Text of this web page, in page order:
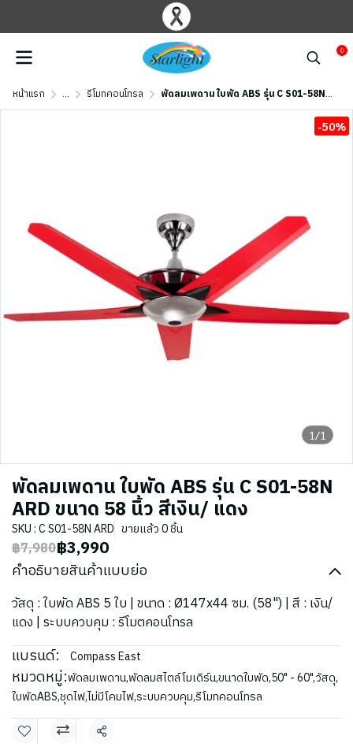
0
หน้าแรก ... รีโมทคอนโทรล พัดลมเพดาน ใบพัด ABS รุ่น C S01-58N ARD ขนาด 58 นิ้ว สีเงิน/ แดง
1/1
-50%
พัดลมเพดาน ใบพัด ABS รุ่น C S01-58N
ARD ขนาด 58 นิ้ว สีเงิน/ แดง
SKU : C S01-58N ARD ขายแล้ว 0 ชิ้น
฿7,980฿3,990
คำอธิบายสินค้าแบบย่อ
วัสดุ : ใบพัด ABS 5 ใบ | ขนาด : Ø147x44 ซม. (58") | สี : เงิน/
แดง | ระบบควบคุม : รีโมตคอนโทรล
แบรนด์: Compass East
หมวดหมู่:พัดลมเพดาน,พัดลมสไตล์โมเดิร์น,ขนาดใบพัด,50" - 60",วัสดุ,
ใบพัดABS,ชุดไฟ,ไม่มีโคมไฟ,ระบบควบคุม,รีโมทคอนโทรล
แชร์